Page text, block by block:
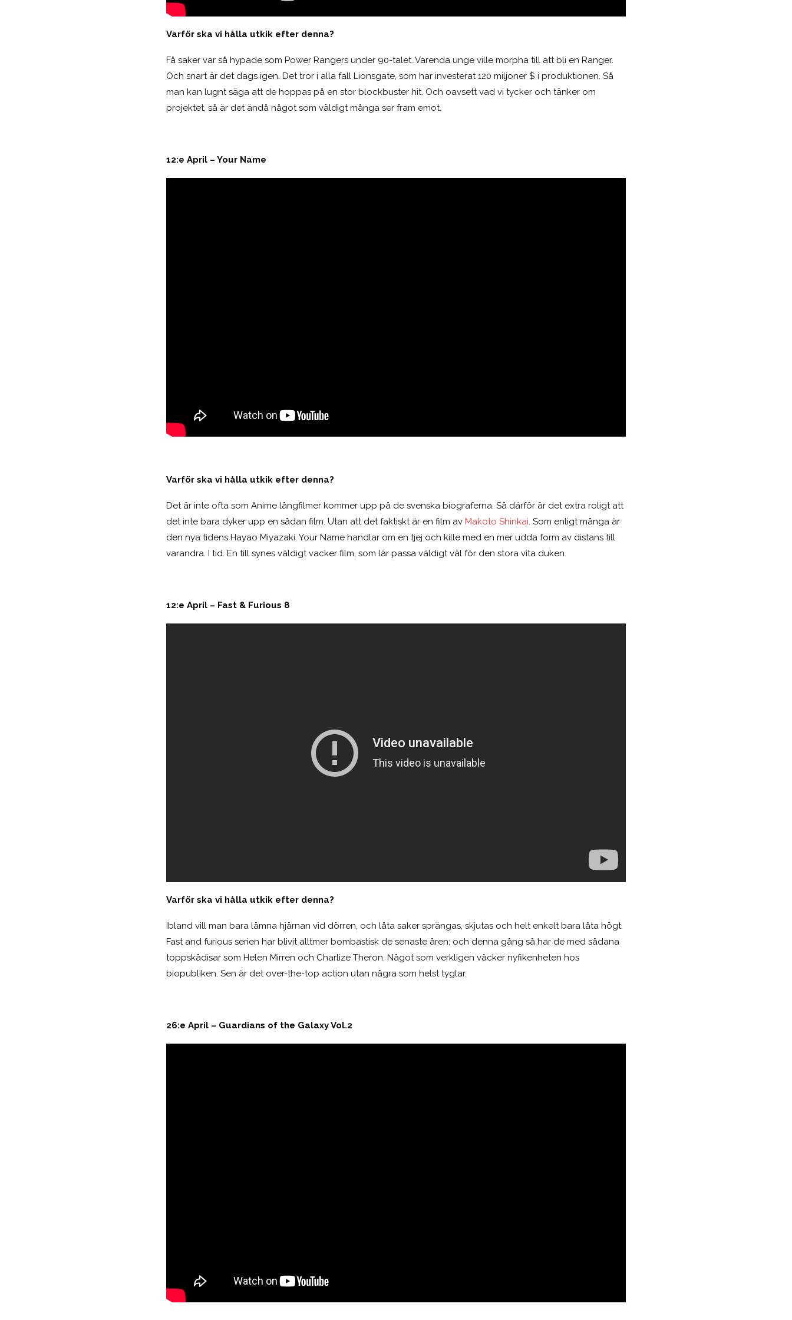
Varför ska vi hålla utkik efter denna?
Få saker var så hypade som Power Rangers under 90-talet. Varenda unge ville morpha till att bli en Ranger.
Och snart är det dags igen. Det tror i alla fall Lionsgate, som har investerat 120 miljoner $ i produktionen. Så
man kan lugnt säga att de hoppas på en stor blockbuster hit. Och oavsett vad vi tycker och tänker om
projektet, så är det ändå något som väldigt många ser fram emot.
12:e April – Your Name
Varför ska vi hålla utkik efter denna?
Det är inte ofta som Anime långfilmer kommer upp på de svenska biograferna. Så därför är det extra roligt att
det inte bara dyker upp en sådan film. Utan att det faktiskt är en film av Makoto Shinkai. Som enligt många är
den nya tidens Hayao Miyazaki. Your Name handlar om en tjej och kille med en mer udda form av distans till
varandra. I tid. En till synes väldigt vacker film, som lär passa väldigt väl för den stora vita duken.
12:e April – Fast & Furious 8
Varför ska vi hålla utkik efter denna?
Ibland vill man bara lämna hjärnan vid dörren, och låta saker sprängas, skjutas och helt enkelt bara låta högt.
Fast and furious serien har blivit alltmer bombastisk de senaste åren; och denna gång så har de med sådana
toppskådisar som Helen Mirren och Charlize Theron. Något som verkligen väcker nyfikenheten hos
biopubliken. Sen är det over-the-top action utan några som helst tyglar.
26:e April – Guardians of the Galaxy Vol.2